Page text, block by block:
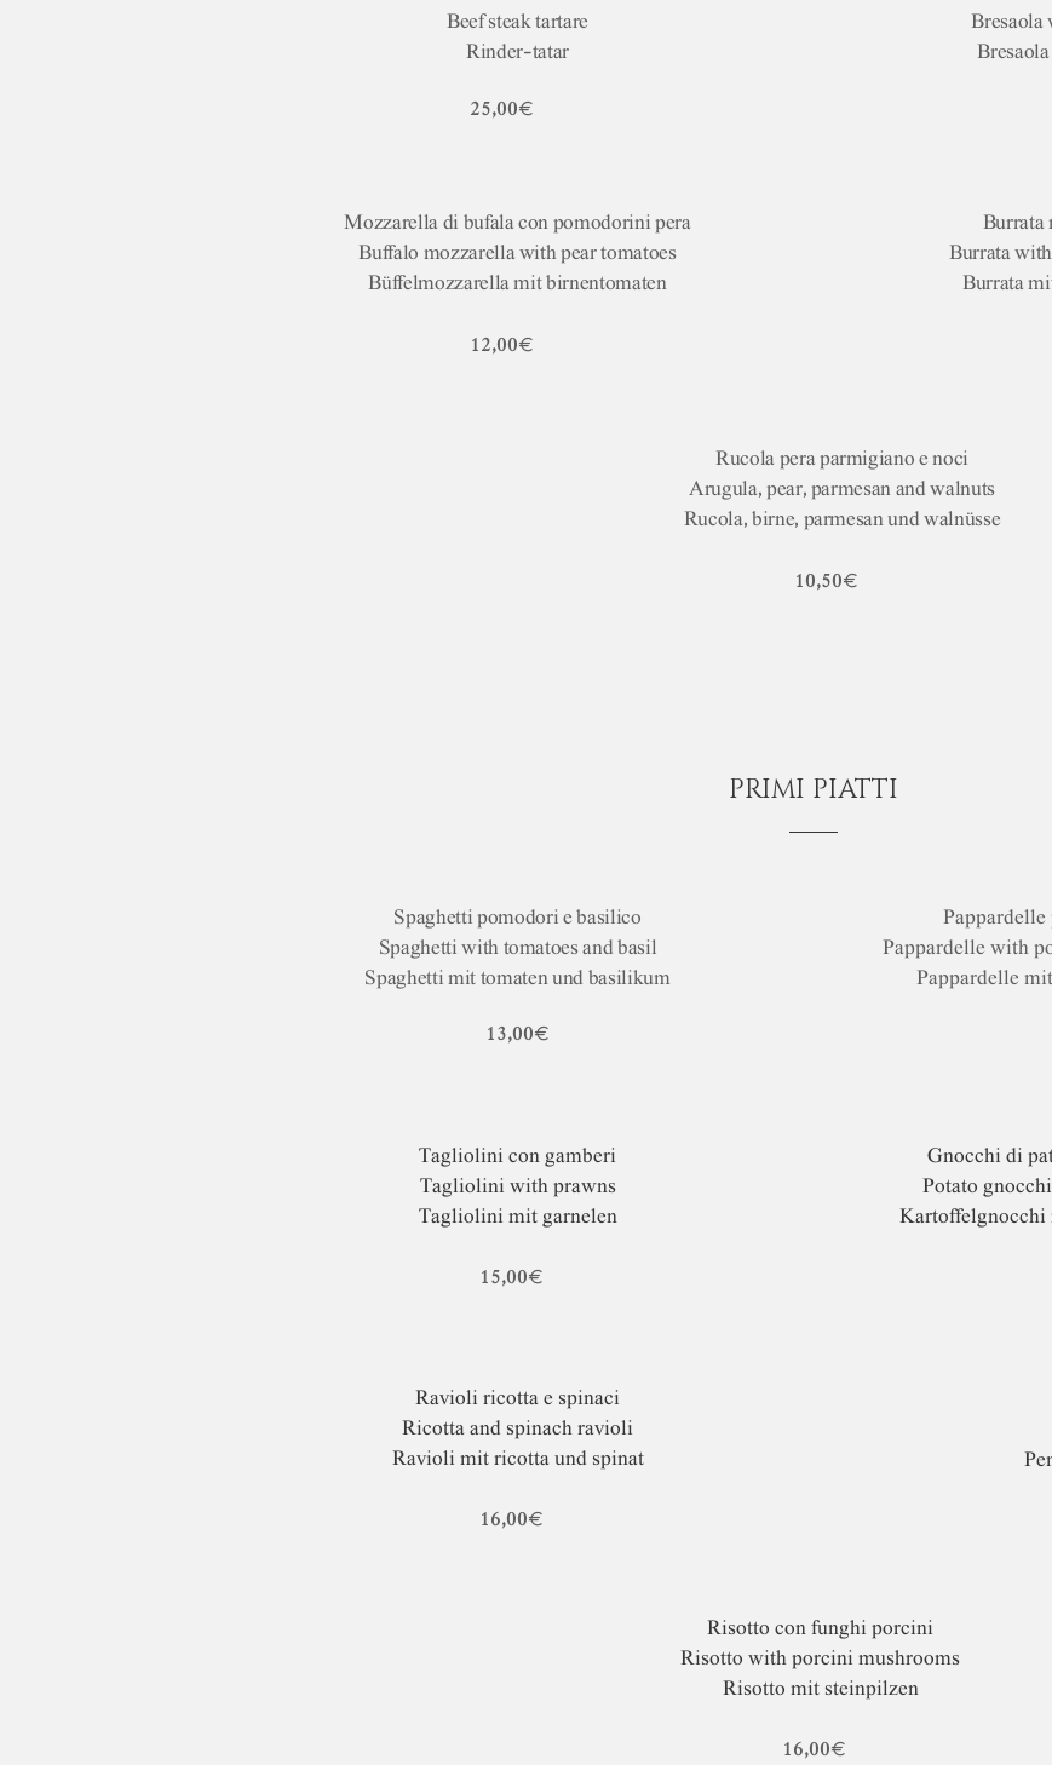
Beef steak tartare
Rinder-tatar
25,00€
Bresaola
Mozzarella di bufala con pomodorini pera
Buffalo mozzarella with pear tomatoes
Büffelmozzarella mit birnentomaten
12,00€
Burrata
Burrata
Burrata
Rucola pera parmigiano e noci
Arugula, pear, parmesan and walnuts
Rucola, birne, parmesan und walnüsse
10,50€
PRIMI PIATTI
Spaghetti pomodori e basilico
Spaghetti with tomatoes and basil
Spaghetti mit tomaten und basilikum
13,00€
Pappardelle with
Pappardelle
Tagliolini con gamberi
Tagliolini with prawns
Tagliolini mit garnelen
15,00€
Gnocchi di
Potato
Kartoffelgnocchi
Ravioli ricotta e spinaci
Ricotta and spinach ravioli
Ravioli mit ricotta und spinat
16,00€
Risotto con funghi porcini
Risotto with porcini mushrooms
Risotto mit steinpilzen
16,00€